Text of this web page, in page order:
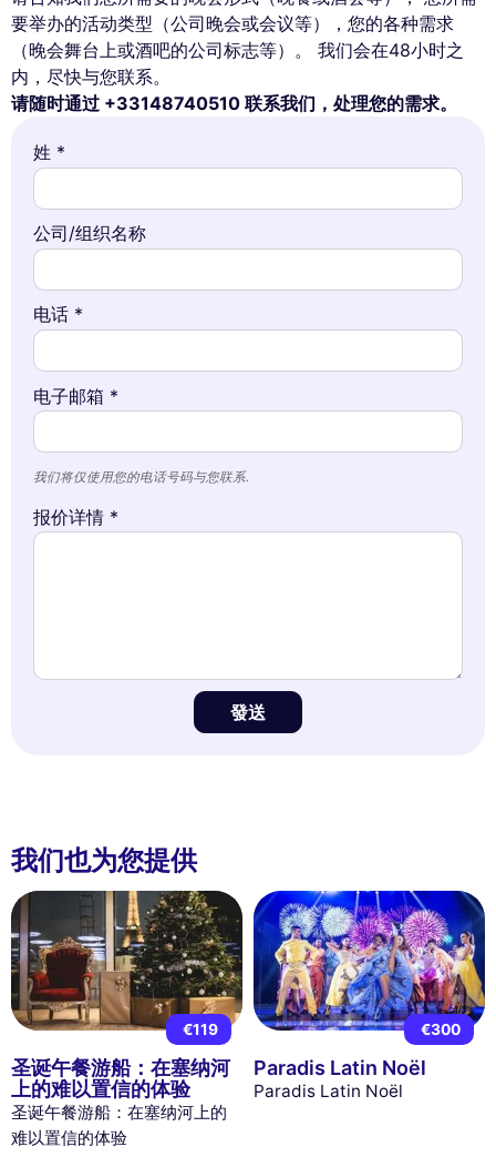
要举办的活动类型（公司晚会或会议等），您的各种需求
（晚会舞台上或酒吧的公司标志等）。 我们会在48小时之
内，尽快与您联系。
请随时通过 +33148740510 联系我们，处理您的需求。
姓 *
公司/组织名称
电话 *
电子邮箱 *
我们将仅使用您的电话号码与您联系.
报价详情 *
發送
我们也为您提供
€119
圣诞午餐游船：在塞纳河
上的难以置信的体验
圣诞午餐游船：在塞纳河上的
难以置信的体验
€300
Paradis Latin Noël
Paradis Latin Noël